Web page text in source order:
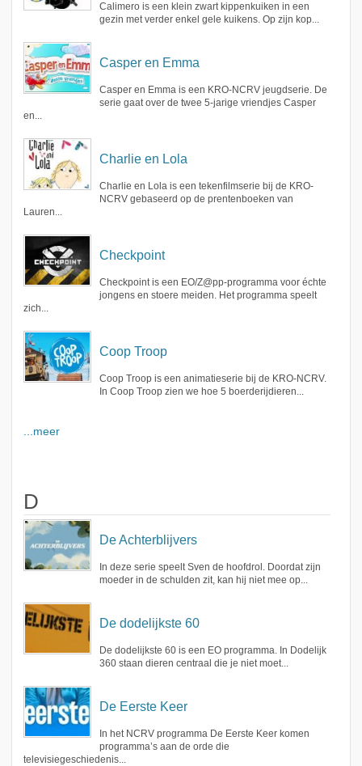
Calimero is een klein zwart kippenkuiken in een
gezin met verder enkel gele kuikens. Op zijn kop...
Casper en Emma
Casper en Emma is een KRO-NCRV jeugdserie. De
serie gaat over de twee 5-jarige vriendjes Casper
en...
Charlie en Lola
Charlie en Lola is een tekenfilmserie bij de KRO-
NCRV gebaseerd op de prentenboeken van
Lauren...
Checkpoint
Checkpoint is een EO/Z@pp-programma voor échte
jongens en stoere meiden. Het programma speelt
zich...
Coop Troop
Coop Troop is een animatieserie bij de KRO-NCRV.
In Coop Troop zien we hoe 5 boerderijdieren...
...meer
D
De Achterblijvers
In deze serie speelt Sven de hoofdrol. Doordat zijn
moeder in de schulden zit, kan hij niet mee op...
De dodelijkste 60
De dodelijkste 60 is een EO programma. In Dodelijk
360 staan dieren centraal die je niet moet...
De Eerste Keer
In het NCRV programma De Eerste Keer komen
programma’s aan de orde die
televisiegeschiedenis...